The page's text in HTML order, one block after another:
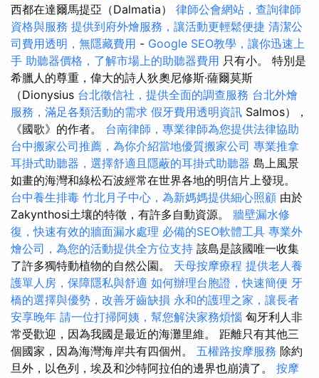
西都在達爾馬提亞（Dalmatia） 律師公會網站，查詢律師
資格與服務 提供到府外燴服務，讓活動更輕鬆便捷 清潔公
司費用透明，無隱藏費用 - Google SEO教學，讓你迅速上
手 助聽器價格，了解市場上的助聽器費用 只有小。 特別是
希臘人的尊重，偉大的詩人狄奧尼修斯·薩爾莫斯
（Dionysius 台北徵信社，提供全面的調查服務 台北外燴
服務，滿足各類活動的需求 假牙費用透明資訊 Salmos），
《國歌》的作者。 台南律師，專業律師為您提供法律協助
台中搬家公司推薦，為你介紹當地優質搬家公司 專業推拿
耳掛式助聽器，選擇舒適且隱蔽的耳掛式助聽器 島上風景
如畫的海灣和綠松石波經常在世界各地的明信片上發現。
台中養生排毒 竹北月子中心，為新媽媽提供細心照顧 由於
Zakynthosi土壤的特徵，有許多自動資源。 牆壁漏水修
復，快速有效的牆面漏水處理 必備的SEO軟體工具 專業外
燴公司，為您的活動提供全方位支持 該島是該國唯一收集
了許多獨特動植物的自然公園。 天母按摩療程 提供老人養
護單人房，保障隱私與舒適 如何辦理台胞證，快速簡便 牙
橋的選擇與優勢，改善牙齒缺損 永和的護理之家，讓長者
安享晚年 請一位打掃阿姨，幫您解決家務煩惱 匈牙利人非
常受歡迎，因為我國是最近的海灘里維。 距離只有其他三
個國家，因為海灣海岸共有四個州。 五權路按摩服務 除約
旦外，以色列，埃及和沙特阿拉伯的邊界也崩潰了。 按摩